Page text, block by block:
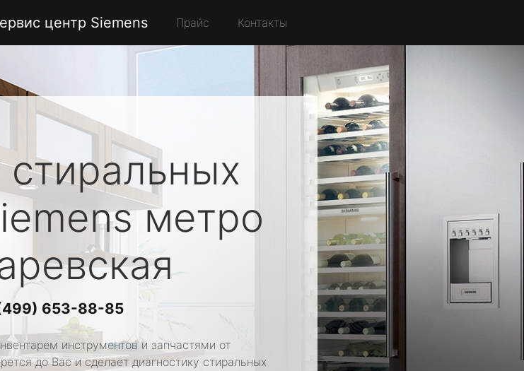
центр Siemens Прайс Контакты
метро
653-88-85
инструментов и запчастями от
до Вас и сделает диагностику стиральных